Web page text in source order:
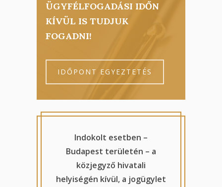
ÜGYFÉLFOGADÁSI IDŐN
KÍVÜL IS TUDJUK
FOGADNI!
IDŐPONT EGYEZTETÉS
Indokolt esetben –
Budapest területén – a
közjegyző hivatali
helyiségén kívül, a jogügylet